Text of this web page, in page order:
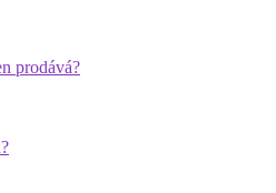
prodává?